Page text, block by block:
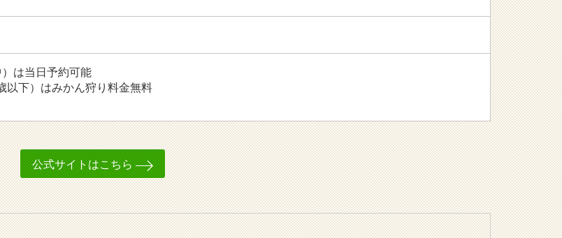
は当日予約可能
以下）はみかん狩り料金無料
公式サイトはこちら